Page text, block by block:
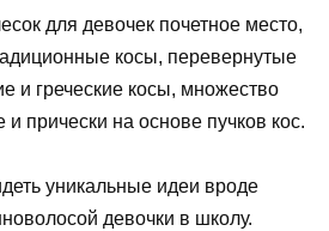
для девочек почетное место,
косы, перевернутые
и греческие косы, множество
и прически на основе пучков кос.
уникальные идеи вроде
девочки в школу.